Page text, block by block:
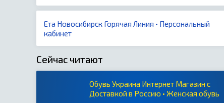
Ета Новосибирск Горячая Линия • Персональный
кабинет
Сейчас читают
Обувь Украина Интернет Магазин с
Доставкой в Россию • Женская обувь